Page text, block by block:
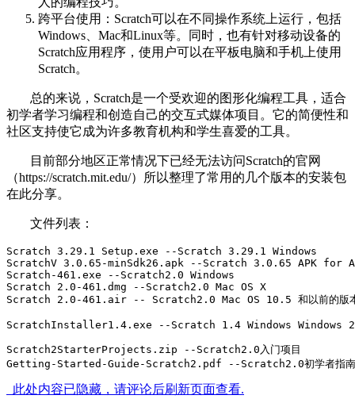
跨平台使用：Scratch可以在不同操作系统上运行，包括
Windows、Mac和Linux等。同时，也有针对移动设备的
Scratch应用程序，使用户可以在平板电脑和手机上使用
Scratch。
总的来说，Scratch是一个受欢迎的图形化编程工具，适合
初学者学习编程和创造自己的交互式媒体项目。它的简便性和
社区支持使它成为许多教育机构和学生喜爱的工具。
目前部分地区正常情况下已经无法访问Scratch的官网
（https://scratch.mit.edu/）所以整理了常用的几个版本的安装包
在此分享。
文件列表：
Scratch 3.29.1 Setup.exe --Scratch 3.29.1 Windows
ScratchV 3.0.65-minSdk26.apk --Scratch 3.0.65 APK for
Scratch-461.exe --Scratch2.0 Windows
Scratch 2.0-461.dmg --Scratch2.0 Mac OS X
Scratch 2.0-461.air -- Scratch2.0 Mac OS 10.5 和以前的版
ScratchInstaller1.4.exe --Scratch 1.4 Windows
Scratch2StarterProjects.zip --Scratch2.0入门项目
Getting-Started-Guide-Scratch2.pdf --Scratch2.0初学者指南
此处内容已隐藏，请评论后刷新页面查看.